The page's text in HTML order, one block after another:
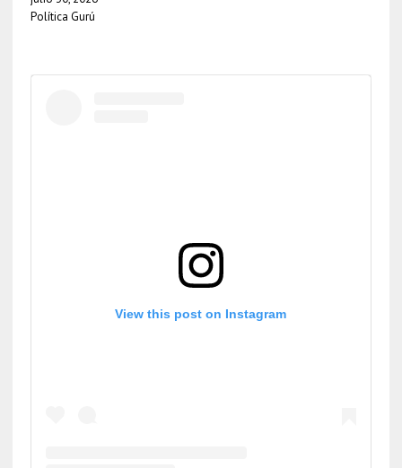
Política Gurú
View this post on Instagram